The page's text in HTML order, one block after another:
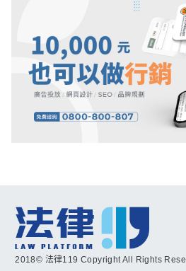
2018© 法律119 Copyright All Rights